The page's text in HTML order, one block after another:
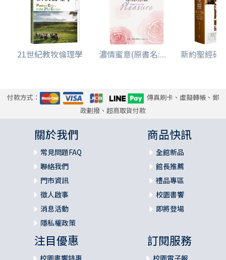
21世紀教牧倫理學 濃情蜜意(原書名:... 新約聖經研
付款方式：
傳真刷卡、虛擬轉帳、郵
政劃撥、超商取貨付款
關於我們
常見問題FAQ
聯絡我們
門市資訊
徵人啟事
消息活動
隱私權政策
商品快訊
全館新品
館長推薦
禮品專區
校園書饗
即將登場
注目優惠 訂閱服務